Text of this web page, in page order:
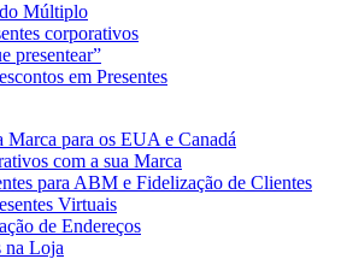
Múltiplo
corporativos
presentear”
em Presentes
Marca para os EUA e Canadá
com a sua Marca
para ABM e Fidelização de Clientes
Virtuais
de Endereços
na Loja